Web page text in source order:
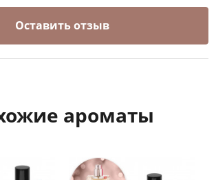
Оставить отзыв
ароматы